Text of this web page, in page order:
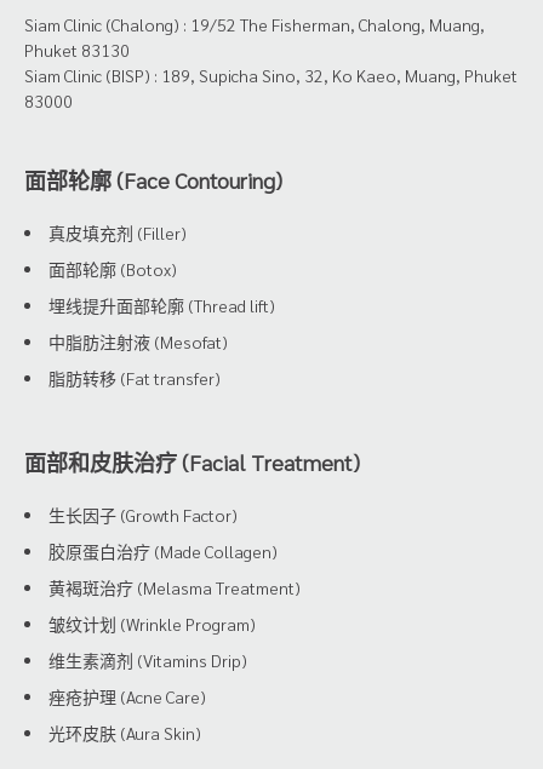
Siam Clinic (Chalong) : 19/52 The Fisherman, Chalong, Muang,
Phuket 83130
Siam Clinic (BISP) : 189, Supicha Sino, 32, Ko Kaeo, Muang, Phuket
83000
面部轮廓 (Face Contouring)
真皮填充剂 (Filler)
面部轮廓 (Botox)
埋线提升面部轮廓 (Thread lift)
中脂肪注射液 (Mesofat)
脂肪转移 (Fat transfer)
面部和皮肤治疗 (Facial Treatment)
生长因子 (Growth Factor)
胶原蛋白治疗 (Made Collagen)
黄褐斑治疗 (Melasma Treatment)
皱纹计划 (Wrinkle Program)
维生素滴剂 (Vitamins Drip)
痤疮护理 (Acne Care)
光环皮肤 (Aura Skin)